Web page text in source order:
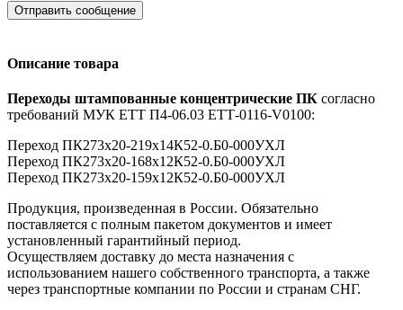
Отправить сообщение
Описание товара
Переходы штампованные концентрические ПК согласно
требований МУК ЕТТ П4-06.03 ЕТТ-0116-V0100:
Переход ПК273х20-219х14К52-0.Б0-000УХЛ
Переход ПК273х20-168х12К52-0.Б0-000УХЛ
Переход ПК273х20-159х12К52-0.Б0-000УХЛ
Продукция, произведенная в России. Обязательно
поставляется с полным пакетом документов и имеет
установленный гарантийный период.
Осуществляем доставку до места назначения с
использованием нашего собственного транспорта, а также
через транспортные компании по России и странам СНГ.